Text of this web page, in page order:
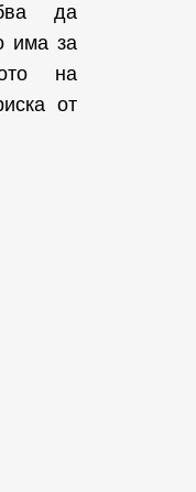
да
има за
на
от